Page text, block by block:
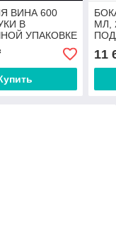
ВИНА 600
В
УПАКОВКЕ
МЛ,
11